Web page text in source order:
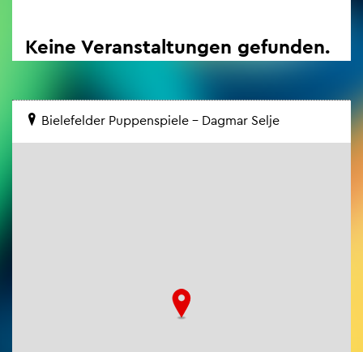
Keine Ver­an­stal­tun­gen ge­fun­den.
Bie­le­fel­der Pup­pen­spie­le – Dag­mar Selje